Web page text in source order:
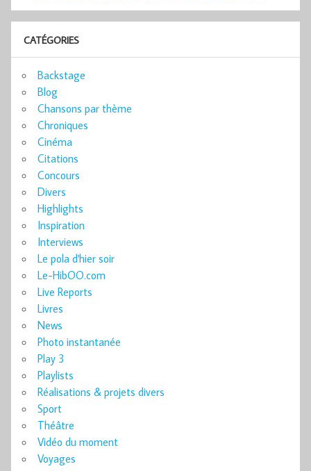
CATÉGORIES
Backstage
Blog
Chansons par thème
Chroniques
Cinéma
Citations
Concours
Divers
Highlights
Inspiration
Interviews
Le pola d'hier soir
Le-HibOO.com
Live Reports
Livres
News
Photo instantanée
Play 3
Playlists
Réalisations & projets divers
Sport
Théâtre
Vidéo du moment
Voyages